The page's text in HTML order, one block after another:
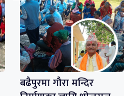
बढैपुरमा गौरा मन्दिर